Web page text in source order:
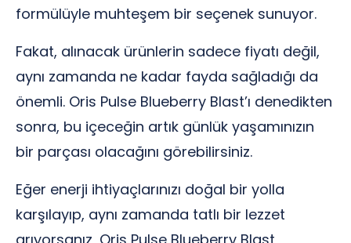
formülüyle muhteşem bir seçenek sunuyor.
Fakat, alınacak ürünlerin sadece fiyatı değil,
aynı zamanda ne kadar fayda sağladığı da
önemli. Oris Pulse Blueberry Blast’ı denedikten
sonra, bu içeceğin artık günlük yaşamınızın
bir parçası olacağını görebilirsiniz.
Eğer enerji ihtiyaçlarınızı doğal bir yolla
karşılayıp, aynı zamanda tatlı bir lezzet